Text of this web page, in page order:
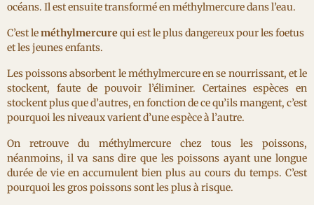
océans. Il est ensuite transformé en méthylmercure dans l’eau.
C’est leméthylmercure qui est le plus dangereux pour les foetus
et les jeunes enfants.
Les poissons absorbent le méthylmercure en se nourrissant, et le
stockent, faute de pouvoir l’éliminer. Certaines espèces en
stockent plus que d’autres, en fonction de ce qu’ils mangent, c’est
pourquoi les niveaux varient d’une espèce à l’autre.
On retrouve du méthylmercure chez tous les poissons,
néanmoins, il va sans dire que les poissons ayant une longue
durée de vie en accumulent bien plus au cours du temps. C’est
pourquoi les gros poissons sont les plus à risque.